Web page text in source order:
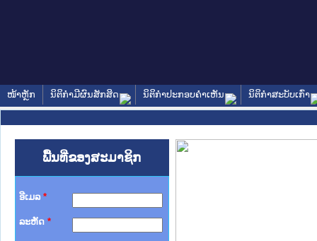
ໜ້າຫຼັກ ນິຕິກໍາມີຜົນສັກສິດ ນິຕິກໍາປະກອບຄໍາເຫັນ ນິຕິກໍາສະບັບເກົ່າ
ພື້ນທີ່ຂອງສະມາຊິກ
ອີເມລ *
ລະຫັດ *